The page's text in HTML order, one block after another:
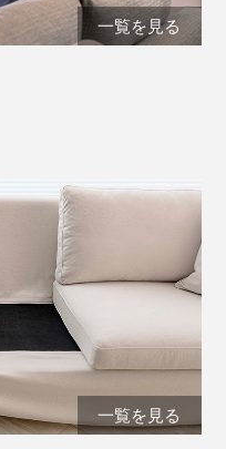
一覧を見る
一覧を見る